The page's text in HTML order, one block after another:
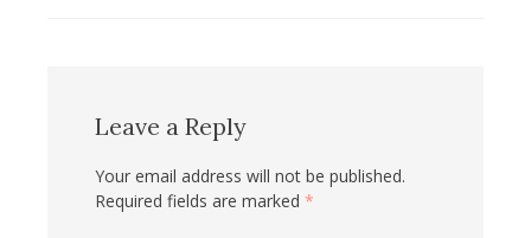
Leave a Reply
Your email address will not be published.
Required fields are marked *